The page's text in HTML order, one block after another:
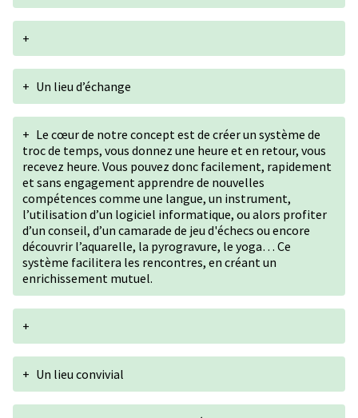
+
+ Un lieu d’échange
+ Le cœur de notre concept est de créer un système de
troc de temps, vous donnez une heure et en retour, vous
recevez heure. Vous pouvez donc facilement, rapidement
et sans engagement apprendre de nouvelles
compétences comme une langue, un instrument,
l’utilisation d’un logiciel informatique, ou alors profiter
d’un conseil, d’un camarade de jeu d'échecs ou encore
découvrir l’aquarelle, la pyrogravure, le yoga… Ce
système facilitera les rencontres, en créant un
enrichissement mutuel.
+
+ Un lieu convivial